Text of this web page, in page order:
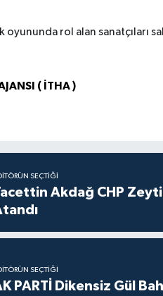
oyununda rol alan sanatçıları
( İTHA )
SEÇTIĞI
Akdağ CHP
SEÇTIĞI
PARTİ Dikensiz Gül